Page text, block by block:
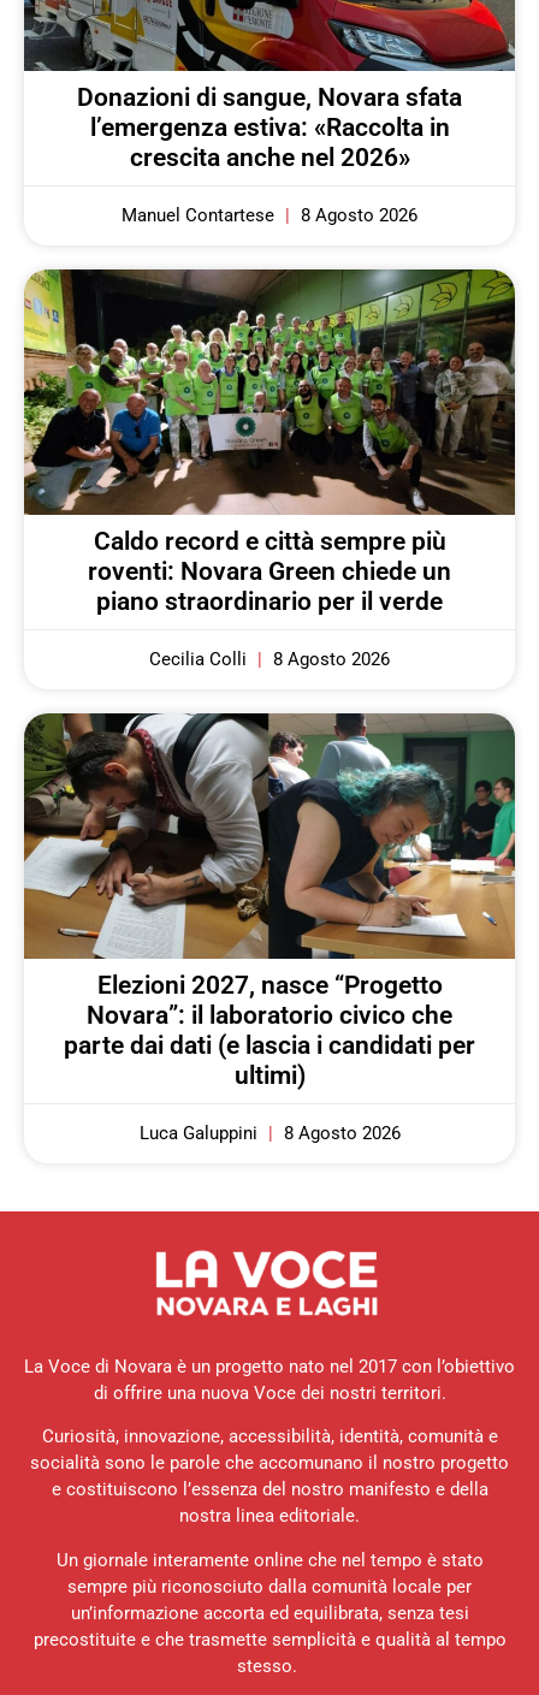
Donazioni di sangue, Novara sfata
l’emergenza estiva: «Raccolta in
crescita anche nel 2026»
Manuel Contartese 8 Agosto 2026
Caldo record e città sempre più
roventi: Novara Green chiede un
piano straordinario per il verde
Cecilia Colli 8 Agosto 2026
Elezioni 2027, nasce “Progetto
Novara”: il laboratorio civico che
parte dai dati (e lascia i candidati per
ultimi)
Luca Galuppini 8 Agosto 2026
La Voce di Novara è un progetto nato nel 2017 con l’obiettivo
di offrire una nuova Voce dei nostri territori.
Curiosità, innovazione, accessibilità, identità, comunità e
socialità sono le parole che accomunano il nostro progetto
e costituiscono l’essenza del nostro manifesto e della
nostra linea editoriale.
Un giornale interamente online che nel tempo è stato
sempre più riconosciuto dalla comunità locale per
un’informazione accorta ed equilibrata, senza tesi
precostituite e che trasmette semplicità e qualità al tempo
stesso.